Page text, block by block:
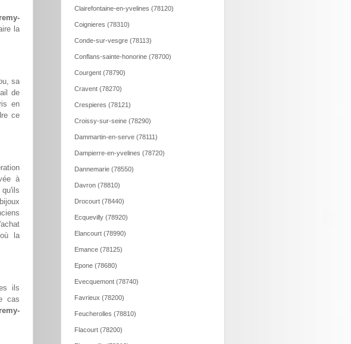
la
sa
de
en
ce
à
la
ils
cas
Clairefontaine-en-yvelines (78120)
Coignieres (78310)
Conde-sur-vesgre (78113)
Conflans-sainte-honorine (78700)
Courgent (78790)
Cravent (78270)
Crespieres (78121)
Croissy-sur-seine (78290)
Dammartin-en-serve (78111)
Dampierre-en-yvelines (78720)
Dannemarie (78550)
Davron (78810)
Drocourt (78440)
Ecquevilly (78920)
Elancourt (78990)
Emance (78125)
Epone (78680)
Evecquemont (78740)
Favrieux (78200)
Feucherolles (78810)
Flacourt (78200)